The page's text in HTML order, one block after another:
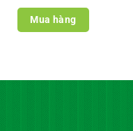
Mua hàng